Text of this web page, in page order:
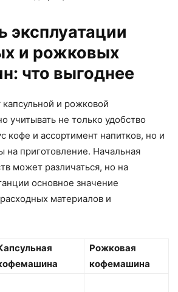
эксплуатации
и рожковых
что выгоднее
и рожковой
учитывать не только удобство
кофе и ассортимент напитков, но и
на приготовление. Начальная
может различаться, но на
основное значение
материалов и
Рожковая
кофемашина